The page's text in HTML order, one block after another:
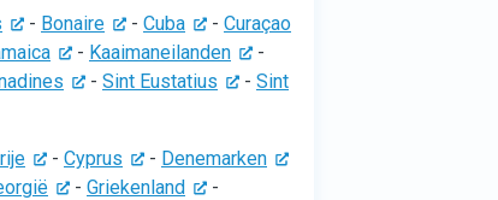
- Bonaire - Cuba - Curaçao
- Kaaimaneilanden
-
- Sint Eustatius - Sint
- Cyprus - Denemarken
- Griekenland
-